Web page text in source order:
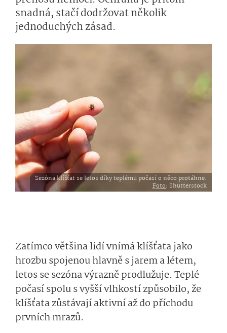
snadná, stačí dodržovat několik
jednoduchých zásad.
Sezóna klíšťat se letos díky teplému počasí o něco protáhne.
Foto: Shutterstock
Zatímco většina lidí vnímá klíšťata jako
hrozbu spojenou hlavně s jarem a létem,
letos se sezóna výrazně prodlužuje. Teplé
počasí spolu s vyšší vlhkostí způsobilo, že
klíšťata zůstávají aktivní až do příchodu
prvních mrazů.